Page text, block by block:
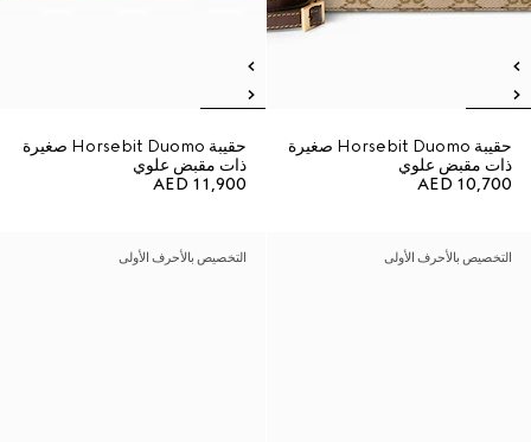
حقيبة Horsebit Duomo صغيرة
ذات مقبض علوي
AED 10,700
حقيبة Horsebit Duomo صغيرة
ذات مقبض علوي
AED 11,900
التخصيص بالأحرف الأولى التخصيص بالأحرف الأولى